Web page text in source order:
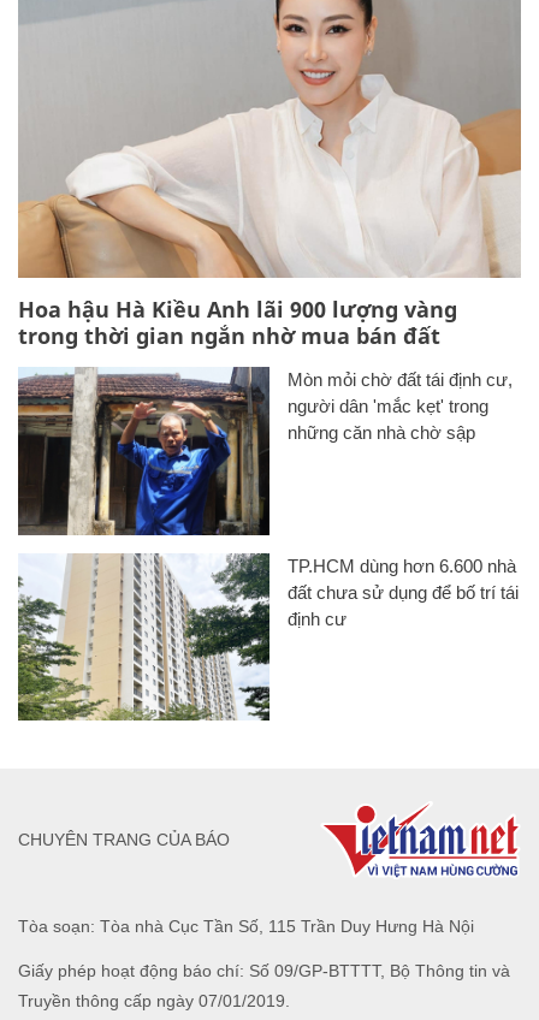
Hoa hậu Hà Kiều Anh lãi 900 lượng vàng
trong thời gian ngắn nhờ mua bán đất
Mòn mỏi chờ đất tái định cư,
người dân 'mắc kẹt' trong
những căn nhà chờ sập
TP.HCM dùng hơn 6.600 nhà
đất chưa sử dụng để bố trí tái
định cư
Tòa soạn: Tòa nhà Cục Tần Số, 115 Trần Duy Hưng Hà Nội
Giấy phép hoạt động báo chí: Số 09/GP-BTTTT, Bộ Thông tin và
Truyền thông cấp ngày 07/01/2019.
CHUYÊN TRANG CỦA BÁO